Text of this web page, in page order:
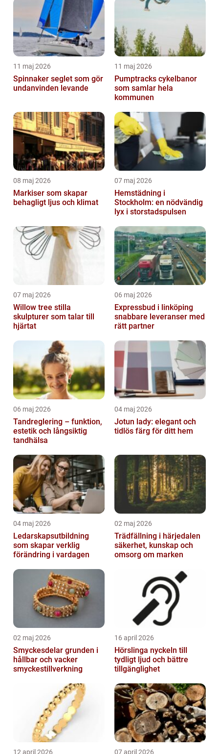
11 maj 2026
Spinnaker seglet som gör
undanvinden levande
11 maj 2026
Pumptracks cykelbanor
som samlar hela
kommunen
08 maj 2026
Markiser som skapar
behagligt ljus och klimat
07 maj 2026
Hemstädning i
Stockholm: en nödvändig
lyx i storstadspulsen
07 maj 2026
Willow tree stilla
skulpturer som talar till
hjärtat
06 maj 2026
Expressbud i linköping
snabbare leveranser med
rätt partner
06 maj 2026
Tandreglering – funktion,
estetik och långsiktig
tandhälsa
04 maj 2026
Jotun lady: elegant och
tidlös färg för ditt hem
04 maj 2026
Ledarskapsutbildning
som skapar verklig
förändring i vardagen
02 maj 2026
Trädfällning i härjedalen
säkerhet, kunskap och
omsorg om marken
02 maj 2026
Smyckesdelar grunden i
hållbar och vacker
smyckestillverkning
16 april 2026
Hörslinga nyckeln till
tydligt ljud och bättre
tillgänglighet
12 april 2026 07 april 2026